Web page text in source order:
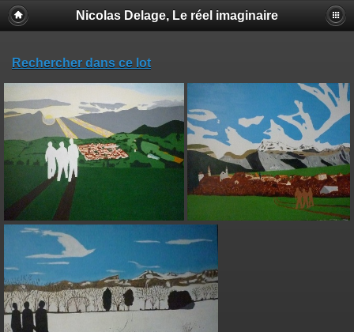
Nicolas Delage, Le réel imaginaire
Rechercher dans ce lot